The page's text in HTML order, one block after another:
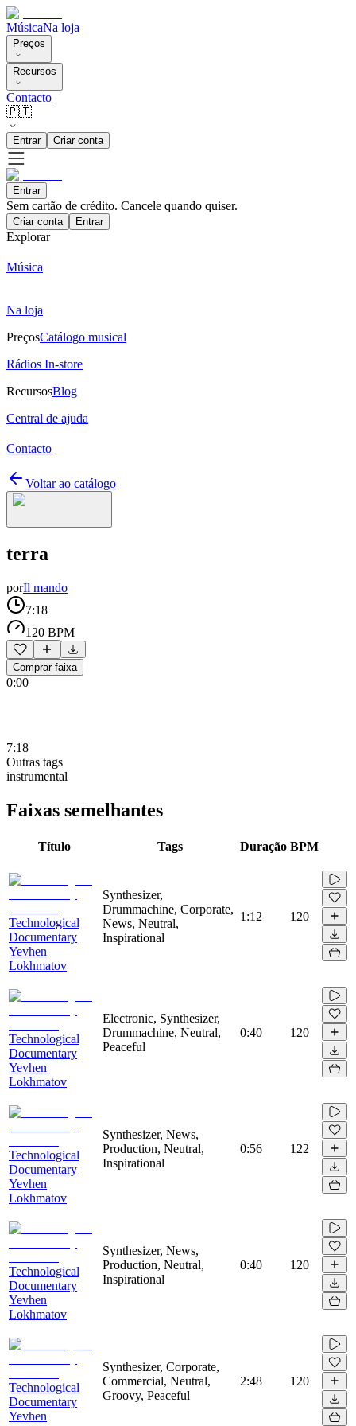
MúsicaNa loja
Preços
Recursos
Contacto
🇵🇹
Entrar Criar conta
Entrar
Sem cartão de crédito. Cancele quando quiser.
Criar conta Entrar
Explorar
Música
Na loja
PreçosCatálogo musical
Rádios In-store
RecursosBlog
Central de ajuda
Contacto
Voltar ao catálogo
terra
porIl mando
7:18
120 BPM
Comprar faixa
0:00
7:18
Outras tags
instrumental
Faixas semelhantes
Título Tags Duração BPM
Technological
Documentary
Yevhen
Lokhmatov
Synthesizer,
Drummachine, Corporate,
News, Neutral,
Inspirational
1:12 120
Technological
Documentary
Yevhen
Lokhmatov
Electronic, Synthesizer,
Drummachine, Neutral,
Peaceful
0:40 120
Technological
Documentary
Yevhen
Lokhmatov
Synthesizer, News,
Production, Neutral,
Inspirational
0:56 122
Technological
Documentary
Yevhen
Lokhmatov
Synthesizer, News,
Production, Neutral,
Inspirational
0:40 120
Technological
Documentary
Yevhen
Synthesizer, Corporate,
Commercial, Neutral,
Groovy, Peaceful
2:48 120